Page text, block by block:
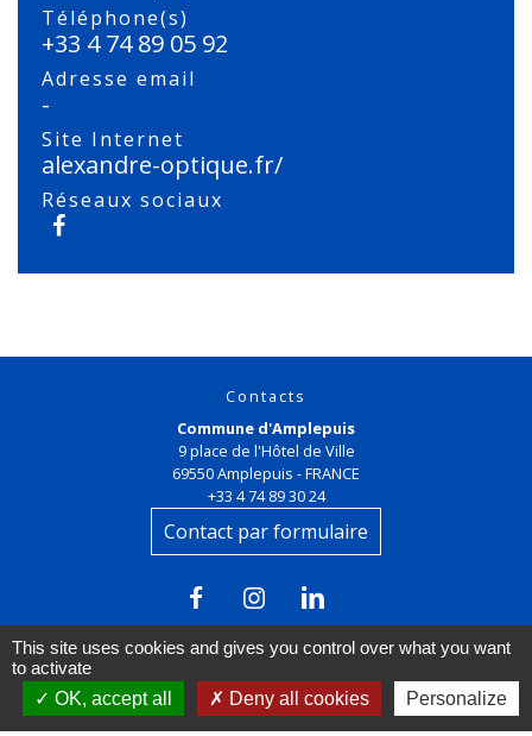
Téléphone(s)
+33 4 74 89 05 92
Adresse email
-
Site Internet
alexandre-optique.fr/
Réseaux sociaux
Contacts
Commune d'Amplepuis
9 place de l'Hôtel de Ville
69550 Amplepuis - FRANCE
+33 4 74 89 30 24
Contact par formulaire
This site uses cookies and gives you control over what you want
to activate
OK, accept all
Deny all cookies Personalize